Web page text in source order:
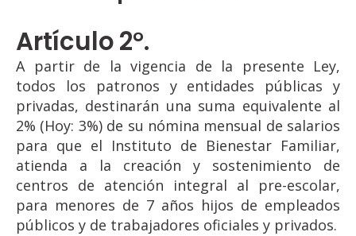
Artículo 2°.
A partir de la vigencia de la presente Ley,
todos los patronos y entidades públicas y
privadas, destinarán una suma equivalente al
2% (Hoy: 3%) de su nómina mensual de salarios
para que el Instituto de Bienestar Familiar,
atienda a la creación y sostenimiento de
centros de atención integral al pre-escolar,
para menores de 7 años hijos de empleados
públicos y de trabajadores oficiales y privados.